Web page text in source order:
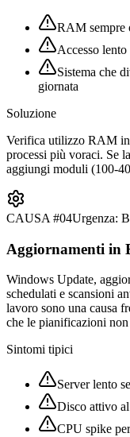
RAM sempre
Accesso lento
Sistema che
giornata
Soluzione
Verifica utilizzo RAM
processi più voraci. Se
aggiungi moduli (100-
CAUSA #04Urgenza:
Aggiornamenti in
Windows Update,
schedulati e scansioni
lavoro sono una causa
che le pianificazioni
Sintomi tipici
Server lento
Disco attivo
CPU spike